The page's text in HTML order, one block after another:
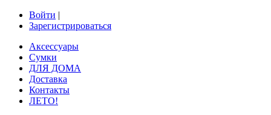
Войти |
Зарегистрироваться
Аксессуары
Сумки
ДЛЯ ДОМА
Доставка
Контакты
ЛЕТО!